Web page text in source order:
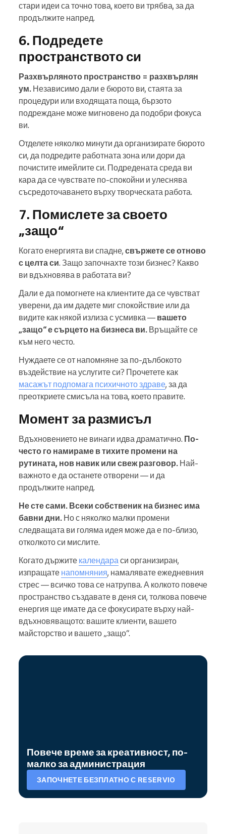
стари идеи са точно това, което ви трябва, за да
продължите напред.
6. Подредете
пространството си
Разхвърляното пространство = разхвърлян
ум. Независимо дали е бюрото ви, стаята за
процедури или входящата поща, бързото
подреждане може мигновено да подобри фокуса
ви.
Отделете няколко минути да организирате бюрото
си, да подредите работната зона или дори да
почистите имейлите си. Подредената среда ви
кара да се чувствате по-спокойни и улеснява
съсредоточаването върху творческата работа.
7. Помислете за своето
„защо“
Когато енергията ви спадне, свържете се отново
с целта си. Защо започнахте този бизнес? Какво
ви вдъхновява в работата ви?
Дали е да помогнете на клиентите да се чувстват
уверени, да им дадете миг спокойствие или да
видите как някой излиза с усмивка — вашето
„защо“ е сърцето на бизнеса ви. Връщайте се
към него често.
Нуждаете се от напомняне за по-дълбокото
въздействие на услугите си? Прочетете как
масажът подпомага психичното здраве, за да
преоткриете смисъла на това, което правите.
Момент за размисъл
Вдъхновението не винаги идва драматично. По-
често го намираме в тихите промени на
рутината, нов навик или свеж разговор. Най-
важното е да останете отворени — и да
продължите напред.
Не сте сами. Всеки собственик на бизнес има
бавни дни. Но с няколко малки промени
следващата ви голяма идея може да е по-близо,
отколкото си мислите.
Когато държите календараси организиран,
изпращате напомняния, намалявате ежедневния
стрес — всичко това се натрупва. А колкото повече
пространство създавате в деня си, толкова повече
енергия ще имате да се фокусирате върху най-
вдъхновяващото: вашите клиенти, вашето
майсторство и вашето „защо“.
Повече време за креативност, по-
малко за администрация
ЗАПОЧНЕТЕ БЕЗПЛАТНО С RESERVIO